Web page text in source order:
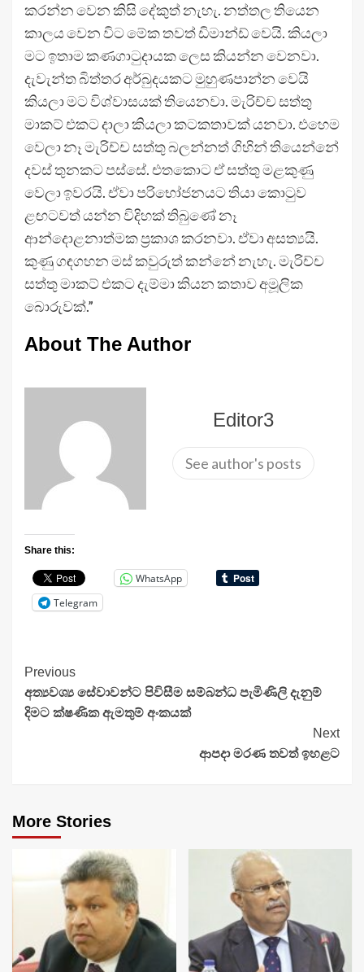
කරන්න වෙන කිසි දේකුත් නැහැ. නත්තල තියෙන
කාලය වෙන විට මේක තවත් ඩිමාන්ඩ් වෙයි. කියලා
මට ඉතාම කණගාටුදායක ලෙස කියන්න වෙනවා.
දැවැන්ත බිත්තර අර්බුදයකට මුහුණපාන්න වෙයි
කියලා මට විශ්වාසයක් තියෙනවා. මැරිච්ච සත්තු
මාකට් එකට දාලා කියලා කටකතාවක් යනවා. එහෙම
වෙලා නෑ මැරිච්ච සත්තු බලන්නත් ගිහින් තියෙන්නේ
දවස් තුනකට පස්සේ. එතකොට ඒ සත්තු මළකුණු
වෙලා ඉවරයි. ඒවා පරිභෝජනයට තියා කොටුව
ළඟටවත් යන්න විදිහක් තිබුණේ නෑ
ආන්දොළනාත්මක ප්‍රකාශ කරනවා. ඒවා අසත්‍යයි.
කුණු ගඳගහන මස් කවුරුත් කන්නේ නැහැ. මැරිච්ච
සත්තු මාකට් එකට දැම්මා කියන කතාව අමූලික
බොරුවක්.”
About The Author
Editor3
See author's posts
Share this:
WhatsApp
Telegram
Continue
Reading
Previous
අත්‍යවශ්‍ය සේවාවන්ට පිවිසීම සම්බන්ධ පැමිණිලි දැනුම්
දිමට ක්ෂණික ඇමතුම් අංකයක්
Next
ආපදා මරණ තවත් ඉහළට
More Stories